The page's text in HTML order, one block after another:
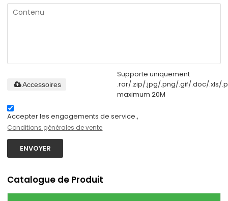
Supporte uniquement
.rar/.zip/.jpg/.png/.gif/.doc/.xls/
maximum 20M
Accessoires
Accepter les engagements de service.,
Conditions générales de vente
ENVOYER
Catalogue de Produit